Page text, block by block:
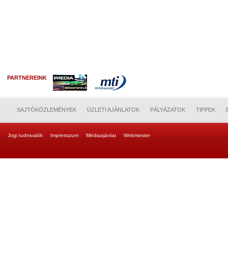
PARTNEREINK
SAJTÓKÖZLEMÉNYEK ÜZLETI AJÁNLATOK PÁLYÁZATOK TIPPEK
Jogi tudnivalók Impresszum Médiaajánlat Webmester